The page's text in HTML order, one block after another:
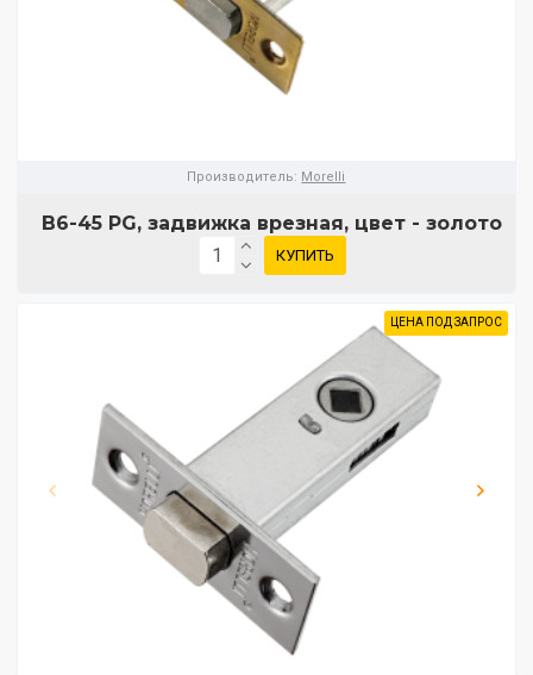
Производитель: Morelli
B6-45 PG, задвижка врезная, цвет - золото
КУПИТЬ
ЦЕНА ПОД ЗАПРОС